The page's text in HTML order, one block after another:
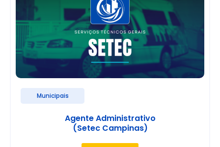
Municipais
Agente Administrativo
(Setec Campinas)